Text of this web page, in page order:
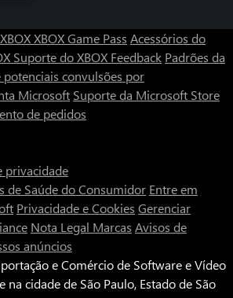
XBOX Game Pass Acessórios do
Suporte do XBOX Feedback Padrões da
potenciais convulsões por
Microsoft Suporte da Microsoft Store
de pedidos
privacidade
de Saúde do Consumidor Entre em
Privacidade e Cookies Gerenciar
Nota Legal Marcas Avisos de
anúncios
e Comércio de Software e Vídeo
na cidade de São Paulo, Estado de São